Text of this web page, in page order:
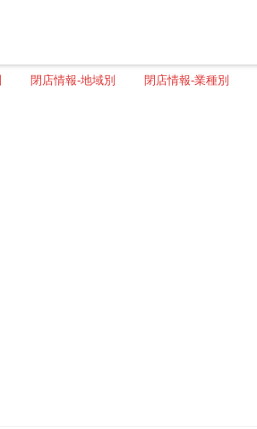
閉店情報-地域別 閉店情報-業種別